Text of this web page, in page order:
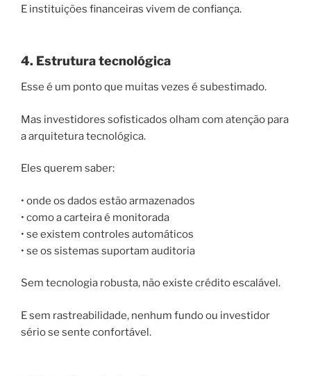
E instituições financeiras vivem de confiança.
4. Estrutura tecnológica
Esse é um ponto que muitas vezes é subestimado.
Mas investidores sofisticados olham com atenção para
a arquitetura tecnológica.
Eles querem saber:
• onde os dados estão armazenados
• como a carteira é monitorada
• se existem controles automáticos
• se os sistemas suportam auditoria
Sem tecnologia robusta, não existe crédito escalável.
E sem rastreabilidade, nenhum fundo ou investidor
sério se sente confortável.